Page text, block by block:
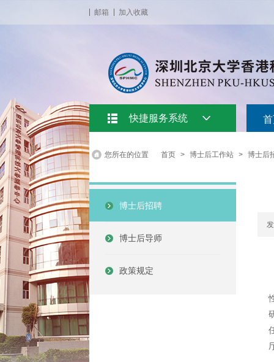
邮箱 加入收藏
快捷服务系统
您所在的位置 首页 > 博士后工作站 > 博士后
博士后招聘
博士后导师
政策规定